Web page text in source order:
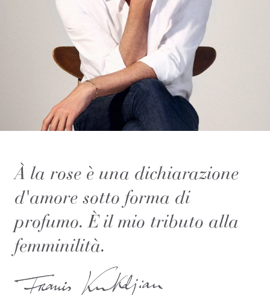
À la rose è una dichiarazione
d'amore sotto forma di
profumo. È il mio tributo alla
femminilità.